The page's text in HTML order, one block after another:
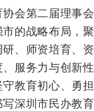
会第二届理事
的战略布局，
、师资培育、
服务力与创新
教育初心、勇
深圳市民办教